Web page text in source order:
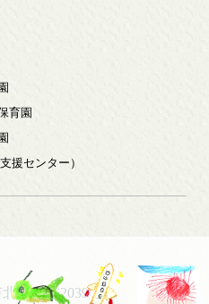
町芦北2039
育園
援センター）